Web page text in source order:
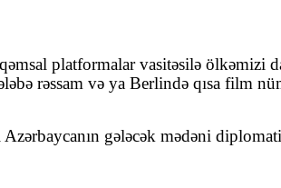
platformalar vasitəsilə ölkəmizi
rəssam və ya Berlində qısa film
gələcək mədəni